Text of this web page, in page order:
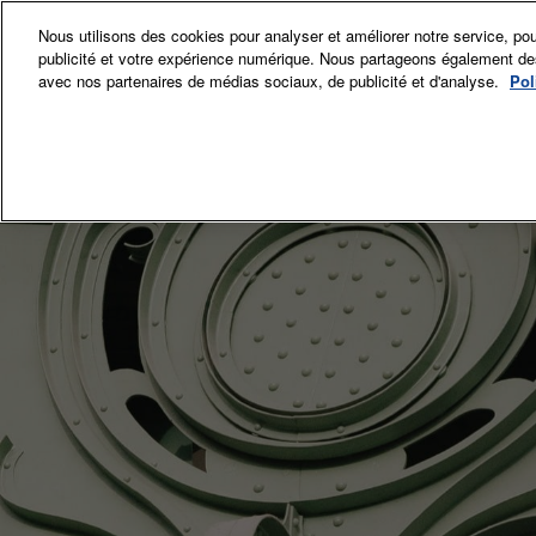
au
contenu
12-15 Nov.
Grand Palais
La
Nous utilisons des cookies pour analyser et améliorer notre service,
publicité et votre expérience numérique. Nous partageons également
avec nos partenaires de médias sociaux, de publicité et d'analyse.